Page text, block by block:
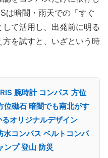
は暗闇・雨天での「すぐ
て活用し、出発前に明る
を試すと、いざという時
腕時計 コンパス 方位
位磁石 暗闇でも南北がす
るオリジナルデザイン
水コンパス ベルトコンパ
ンプ 登山 防災